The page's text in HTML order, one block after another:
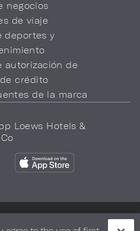
negocios
de viaje
deportes y
autorización de
crédito
de la marca
Loews Hotels &
Co